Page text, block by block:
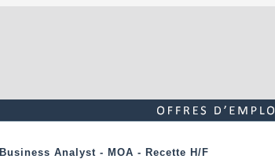
Business Analyst - MOA - Recette H/F